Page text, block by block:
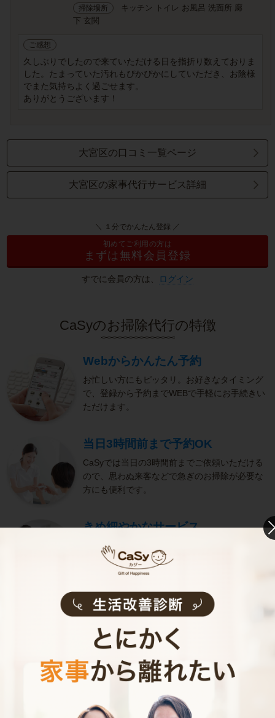
掃除場所
キッチン トイレ お風呂 洗面所 廊
下 玄関
ご感想
久しぶりでしたので来ていただける日を指折り数えておりま
した。たまっていた汚れもぴかぴかにしていただき、お陰様
でまた気持ちよく過ごせます。
ありがとうございます！
大宮区の口コミ一覧ページ
大宮区の家事代行サービス詳細
＼ １分でかんたん登録 ／
初めてご利用の方は
まずは無料会員登録
すでに会員の方は、 ログイン
CaSyのお掃除代行の特徴
Webからかんたん予約
お忙しい方にもピッタリ。お好きなタイミング
で、登録から予約までWEBで手軽にお手続きい
ただけます。
当日3時間前まで予約OK
CaSyでは当日の3時間前までご依頼いただける
ので、思わぬ来客などで急ぎのお掃除が必要な
方にも便利です。
きめ細やかなサービス
選考をクリアし、研修を修了したキャストがサ
ービスを実施。お客様のご要望に沿ったきめ細
やかなサービスで、健やかな生活をサポートし
お掃除代行のサービス内容
お掃除代行のサービス料金